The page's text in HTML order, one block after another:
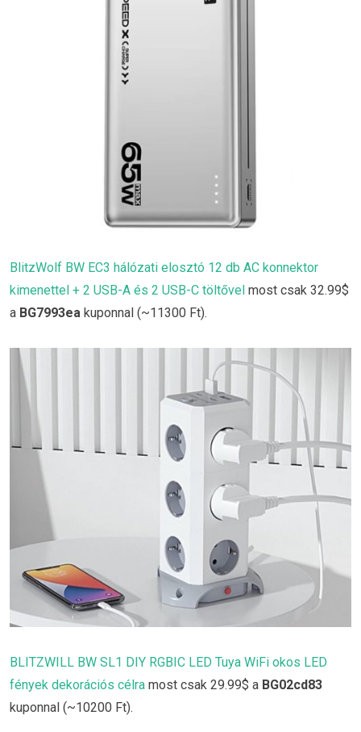
BlitzWolf BW EC3 hálózati elosztó 12 db AC konnektor
kimenettel + 2 USB-A és 2 USB-C töltővel most csak 32.99$
a BG7993ea kuponnal (~11300 Ft).
BLITZWILL BW SL1 DIY RGBIC LED Tuya WiFi okos LED
fények dekorációs célra most csak 29.99$ a BG02cd83
kuponnal (~10200 Ft).